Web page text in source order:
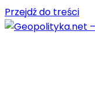
Przejdź do treści